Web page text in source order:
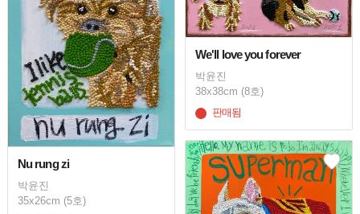
We'll love you forever
박윤진
38x38cm (8호)
판매됨
Nu rung zi
박윤진
35x26cm (5호)